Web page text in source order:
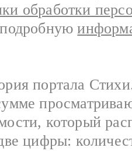
обработки
подробную
портала
который
цифры: